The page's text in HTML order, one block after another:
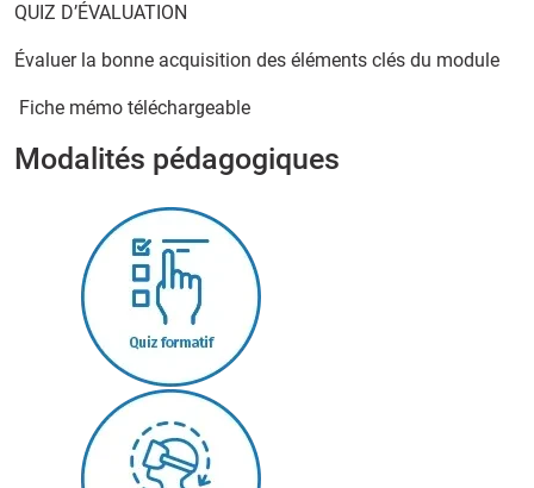
QUIZ D’ÉVALUATION
Évaluer la bonne acquisition des éléments clés du module
Fiche mémo téléchargeable
Modalités pédagogiques